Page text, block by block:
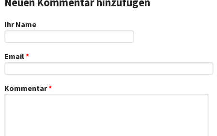
Ihr Name
Email*
Kommentar*